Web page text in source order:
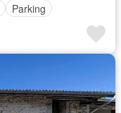
Parking